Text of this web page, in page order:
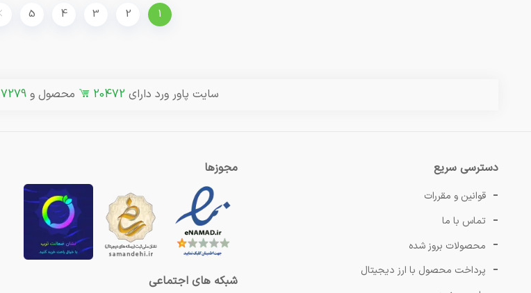
1
2
3
4
5
سایت پاور ورد دارای 20472 محصول و 7279
دسترسی سریع
قوانین و مقررات
تماس با ما
محصولات بروز شده
پرداخت محصول با ارز دیجیتال
مجوزها
شبکه های اجتماعی